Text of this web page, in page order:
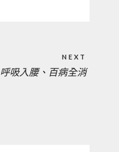
NEXT
NEXT
呼吸入腰、百病全消